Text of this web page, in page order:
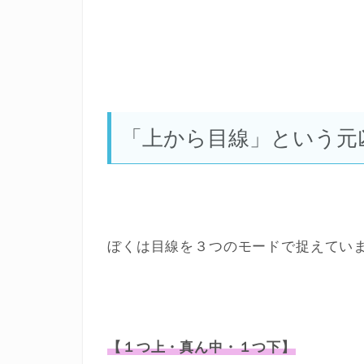
「上から目線」という元
ぼくは目線を３つのモードで捉えてい
【１つ上・真ん中・１つ下】